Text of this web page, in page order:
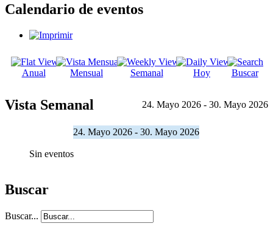
Calendario de eventos
Anual Mensual Semanal Hoy Buscar
Vista Semanal 24. Mayo 2026 - 30. Mayo 2026
24. Mayo 2026 - 30. Mayo 2026
Sin eventos
Buscar
Buscar...